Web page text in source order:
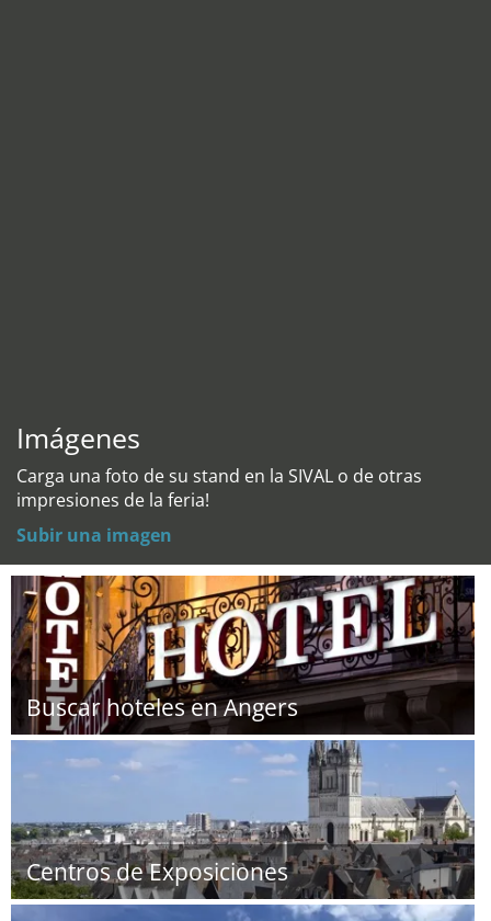
Imágenes
Carga una foto de su stand en la SIVAL o de otras
impresiones de la feria!
Subir una imagen
Buscar hoteles en Angers
Centros de Exposiciones